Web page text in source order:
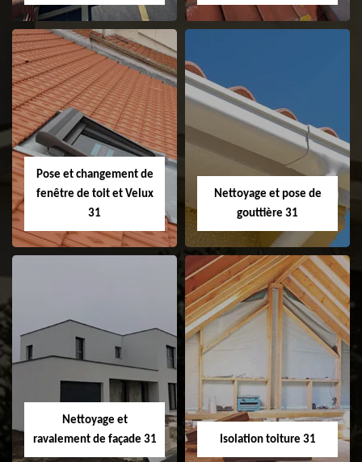
Couvreur 31
Etanchéité de
faitage et faitière
31
Pose et changement de
fenêtre de toit et Velux
31
Pose et
changement de
fenêtre de toit et
Velux 31
Nettoyage et pose de
gouttière 31
Nettoyage et pose
Nettoyage et
ravalement de façade 31
Isolation toiture 31